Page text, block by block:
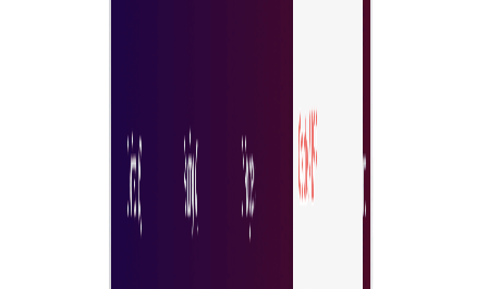
ประสบการณ์ที่ปลอดภัยสำหรับธุรกรรม
ประสบการณ์ที่ปลอดภัยสำหรับธุรกรรมและข้อมูลด้วยการเข้า
รหัสระดับสูงสุดผ่านเทคโนโลยีบล็อกเชน